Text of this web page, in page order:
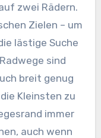
zwei Rädern.
Zielen – um
lästige Suche
sind
breit genug
Kleinsten zu
immer
auch wenn